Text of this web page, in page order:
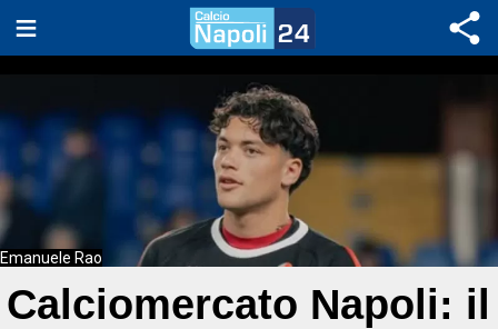
Emanuele Rao
Calciomercato Napoli: il